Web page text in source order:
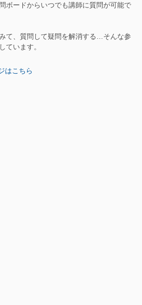
ボードからいつでも講師に質問が可能で
て、質問して疑問を解消する…そんな参
ています。
はこちら